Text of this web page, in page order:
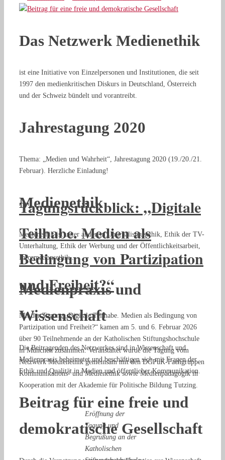
Das Netzwerk Medienethik
ist eine Initiative von Einzelpersonen und Institutionen, die seit
1997 den medienkritischen Diskurs in Deutschland, Österreich
und der Schweiz bündelt und vorantreibt.
Jahrestagung 2020
Thema: „Medien und Wahrheit“, Jahrestagung 2020 (19./20./21.
Februar). Herzliche Einladung!
Medienethik
Medienethik ist unter anderem: Journalismusethik, Ethik der TV-
Unterhaltung, Ethik der Werbung und der Öffentlichkeitsarbeit,
Informationsethik...
Medienpraxis und
Wissenschaft
Die Beitragenden des Netzwerkes sind in Wissenschaft und
Medienpraxis beheimatet und beschäftigen sich mit Fragen der
Ethik und Qualität in Medien und öffentlicher Kommunikation.
Beitrag für eine freie und
demokratische Gesellschaft
Tagungsrückblick: „Digitale
Teilhabe. Medien als
Bedingung von Partizipation
und Freiheit?“
Mit der Tagung „Digitale Teilhabe. Medien als Bedingung von
Partizipation und Freiheit?“ kamen am 5. und 6. Februar 2026
über 90 Teilnehmende an der Katholischen Stiftungshochschule
in München zusammen. Veranstaltet wurde die Tagung vom
Netzwerk Medienethik gemeinsam mit den DGPuK-Fachgruppen
Kommunikations- und Medienethik sowie Medienpädagogik in
Kooperation mit der Akademie für Politische Bildung Tutzing.
Eröffnung der
Tagung und
Begrüßung an der
Katholischen